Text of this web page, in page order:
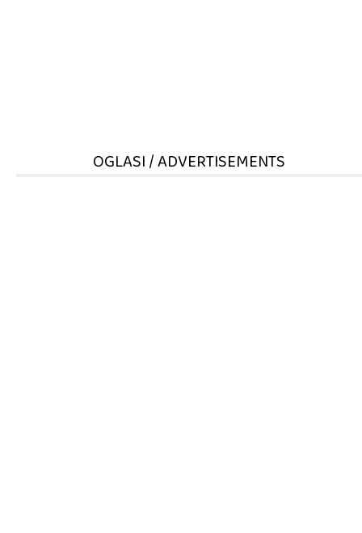
OGLASI / ADVERTISEMENTS